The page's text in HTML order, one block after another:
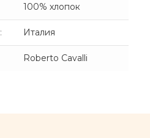
100% хлопок
: Италия
Roberto Cavalli